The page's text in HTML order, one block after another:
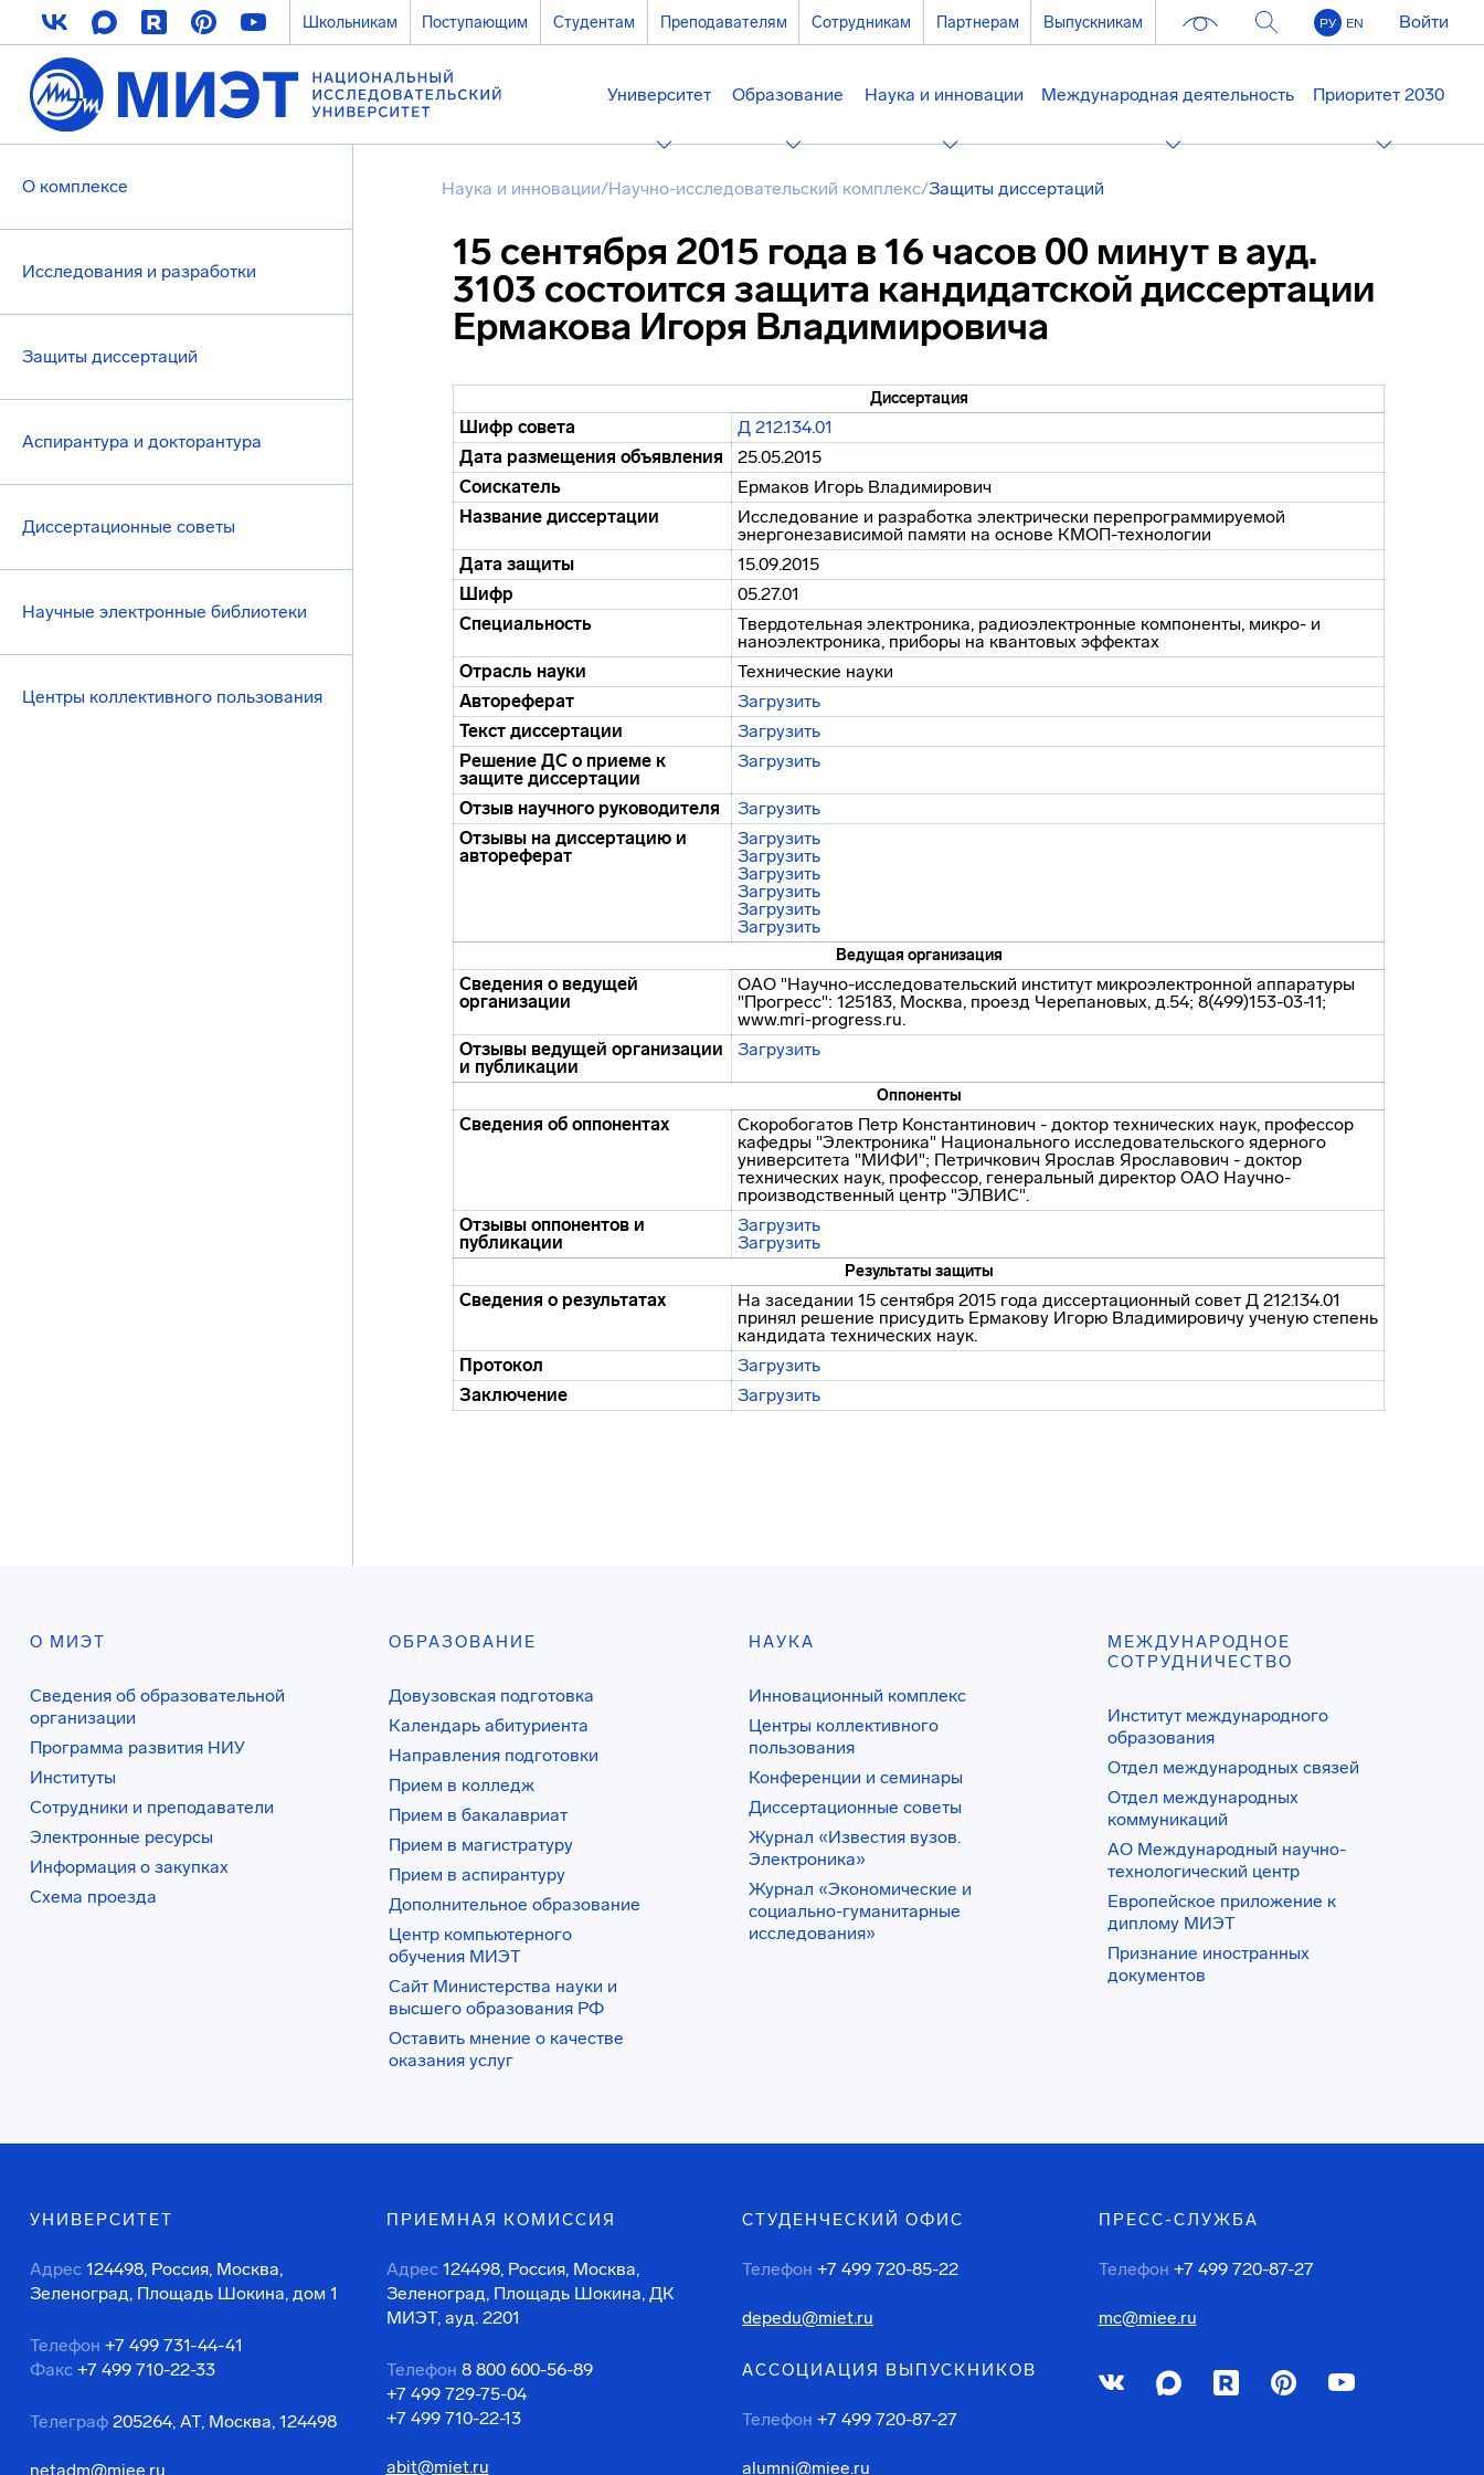
Школьникам Поступающим Студентам Преподавателям Сотрудникам Партнерам Выпускникам РУ EN Войти
Университет Образование Наука и инновации Международная деятельность Приоритет 2030
О комплексе
Исследования и разработки
Защиты диссертаций
Аспирантура и докторантура
Диссертационные советы
Научные электронные библиотеки
Центры коллективного пользования
Наука и инновации/Научно-исследовательский комплекс/Защиты диссертаций
15 сентября 2015 года в 16 часов 00 минут в ауд.
3103 состоится защита кандидатской диссертации
Ермакова Игоря Владимировича
Диссертация
Шифр совета
Д 212.134.01
Дата размещения объявления
25.05.2015
Соискатель
Ермаков Игорь Владимирович
Название диссертации
Исследование и разработка электрически перепрограммируемой
энергонезависимой памяти на основе КМОП-технологии
Дата защиты
15.09.2015
Шифр
05.27.01
Специальность
Твердотельная электроника, радиоэлектронные компоненты, микро- и
наноэлектроника, приборы на квантовых эффектах
Отрасль науки
Технические науки
Автореферат
Загрузить
Текст диссертации
Загрузить
Решение ДС о приеме к
защите диссертации
Загрузить
Отзыв научного руководителя
Загрузить
Отзывы на диссертацию и
автореферат
Загрузить
Загрузить
Загрузить
Загрузить
Загрузить
Загрузить
Ведущая организация
Сведения о ведущей
организации
ОАО "Научно-исследовательский институт микроэлектронной аппаратуры
"Прогресс": 125183, Москва, проезд Черепановых, д.54; 8(499)153-03-11;
www.mri-progress.ru.
Отзывы ведущей организации
и публикации
Загрузить
Оппоненты
Сведения об оппонентах
Скоробогатов Петр Константинович - доктор технических наук, профессор
кафедры "Электроника" Национального исследовательского ядерного
университета "МИФИ"; Петричкович Ярослав Ярославович - доктор
технических наук, профессор, генеральный директор ОАО Научно-
производственный центр "ЭЛВИС".
Отзывы оппонентов и
публикации
Загрузить
Загрузить
Результаты защиты
Сведения о результатах
На заседании 15 сентября 2015 года диссертационный совет Д 212.134.01
принял решение присудить Ермакову Игорю Владимировичу ученую степень
кандидата технических наук.
Протокол
Загрузить
Заключение
Загрузить
О МИЭТ
Сведения об образовательной
организации
Программа развития НИУ
Институты
Сотрудники и преподаватели
Электронные ресурсы
Информация о закупках
Схема проезда
ОБРАЗОВАНИЕ
Довузовская подготовка
Календарь абитуриента
Направления подготовки
Прием в колледж
Прием в бакалавриат
Прием в магистратуру
Прием в аспирантуру
Дополнительное образование
Центр компьютерного
обучения МИЭТ
Сайт Министерства науки и
высшего образования РФ
Оставить мнение о качестве
оказания услуг
НАУКА
Инновационный комплекс
Центры коллективного
пользования
Конференции и семинары
Диссертационные советы
Журнал «Известия вузов.
Электроника»
Журнал «Экономические и
социально-гуманитарные
исследования»
МЕЖДУНАРОДНОЕ
СОТРУДНИЧЕСТВО
Институт международного
образования
Отдел международных связей
Отдел международных
коммуникаций
АО Международный научно-
технологический центр
Европейское приложение к
диплому МИЭТ
Признание иностранных
документов
УНИВЕРСИТЕТ
Адрес 124498, Россия, Москва,
Зеленоград, Площадь Шокина, дом 1
Телефон +7 499 731-44-41
Факс +7 499 710-22-33
Телеграф 205264, АТ, Москва, 124498
netadm@miee.ru
ПРИЕМНАЯ КОМИССИЯ
Адрес 124498, Россия, Москва,
Зеленоград, Площадь Шокина, ДК
МИЭТ, ауд. 2201
Телефон 8 800 600-56-89
+7 499 729-75-04
+7 499 710-22-13
abit@miet.ru
СТУДЕНЧЕСКИЙ ОФИС
Телефон +7 499 720-85-22
depedu@miet.ru
АССОЦИАЦИЯ ВЫПУСКНИКОВ
Телефон +7 499 720-87-27
alumni@miee.ru
ПРЕСС-СЛУЖБА
Телефон +7 499 720-87-27
mc@miee.ru